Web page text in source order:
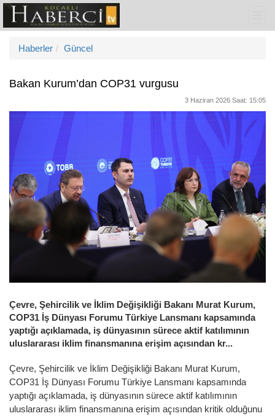
Haberler Güncel
Bakan Kurum’dan COP31 vurgusu
3 Haziran 2026 Saat: 15:05
Çevre, Şehircilik ve İklim Değişikliği Bakanı Murat Kurum,
COP31 İş Dünyası Forumu Türkiye Lansmanı kapsamında
yaptığı açıklamada, iş dünyasının sürece aktif katılımının
uluslararası iklim finansmanına erişim açısından kr...
Çevre, Şehircilik ve İklim Değişikliği Bakanı Murat Kurum,
COP31 İş Dünyası Forumu Türkiye Lansmanı kapsamında
yaptığı açıklamada, iş dünyasının sürece aktif katılımının
uluslararası iklim finansmanına erişim açısından kritik olduğunu